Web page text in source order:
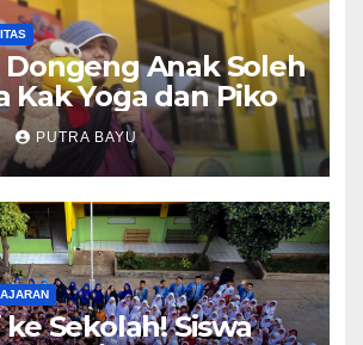
Dongeng Anak Soleh
Kak Yoga dan Piko
PUTRA BAYU
Sekolah! Siswa